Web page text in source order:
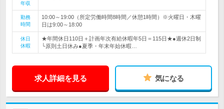
年収
勤務
時間
10:00～19:00（所定労働時間8時間／休憩1時間）※火曜日・木曜
日は9:00～18:00
休日
休暇
★年間休日110日＋計画年次有給休暇年5日＝115日★●週休2日制
└原則土日休み●夏季・年末年始休暇…
求人詳細を見る 気になる